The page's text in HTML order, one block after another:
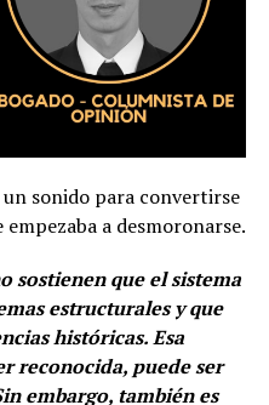
un sonido para convertirse
a desmoronarse.
sostienen que el sistema
estructurales y que
históricas. Esa
reconocida, puede ser
embargo, también es